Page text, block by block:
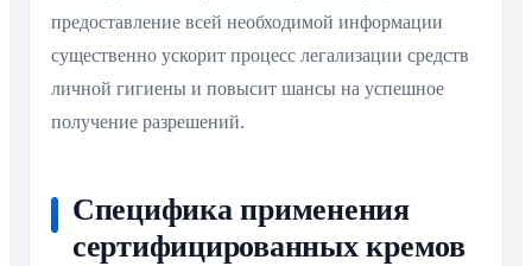
предоставление всей необходимой информации
существенно ускорит процесс легализации средств
личной гигиены и повысит шансы на успешное
получение разрешений.
Специфика применения
сертифицированных кремов